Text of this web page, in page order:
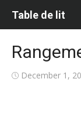
Table de lit
Posted
December 1,